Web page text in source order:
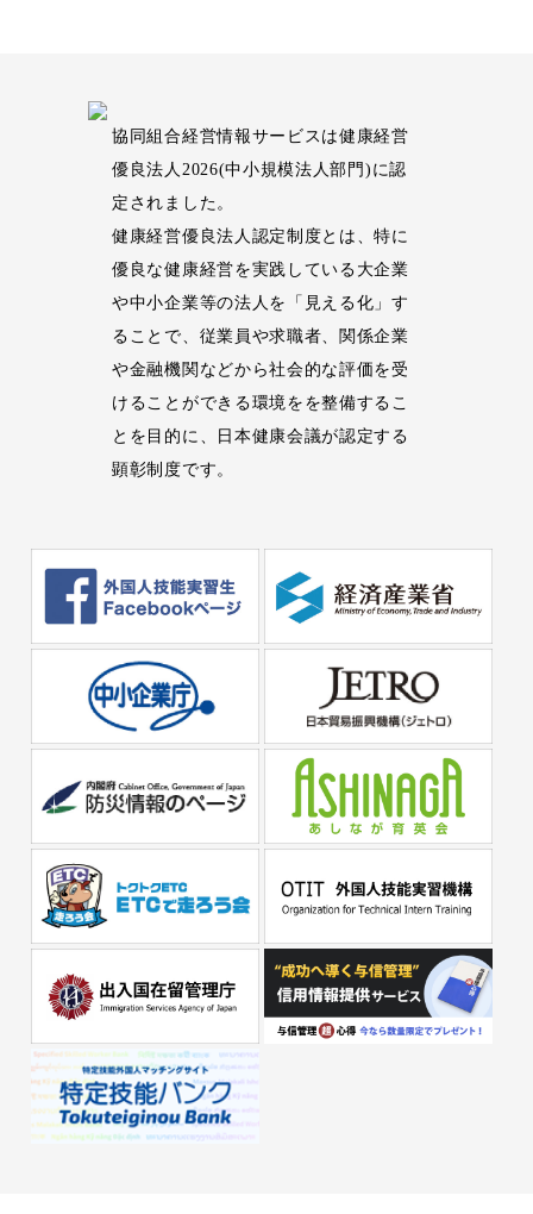
協同組合経営情報サービスは健康経営
優良法人2026(中小規模法人部門)に認
定されました。
健康経営優良法人認定制度とは、特に
優良な健康経営を実践している大企業
や中小企業等の法人を「見える化」す
ることで、従業員や求職者、関係企業
や金融機関などから社会的な評価を受
けることができる環境をを整備するこ
とを目的に、日本健康会議が認定する
顕彰制度です。